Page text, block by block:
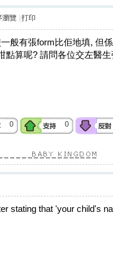
瀏覽 打印
般有張form比佢地填, 但
點算呢? 請問各位交左醫
0 0
stating that 'your child's